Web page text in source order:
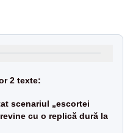
2 texte:
scenariul „escortei
cu o replică dură la